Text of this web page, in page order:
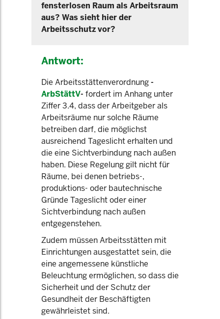
fensterlosen Raum als Arbeitsraum
aus? Was sieht hier der
Arbeitsschutz vor?
Antwort:
Die Arbeitsstättenverordnung-
ArbStättV- fordert im Anhang unter
Ziffer 3.4, dass der Arbeitgeber als
Arbeitsräume nur solche Räume
betreiben darf, die möglichst
ausreichend Tageslicht erhalten und
die eine Sichtverbindung nach außen
haben. Diese Regelung gilt nicht für
Räume, bei denen betriebs-,
produktions- oder bautechnische
Gründe Tageslicht oder einer
Sichtverbindung nach außen
entgegenstehen.
Zudem müssen Arbeitsstätten mit
Einrichtungen ausgestattet sein, die
eine angemessene künstliche
Beleuchtung ermöglichen, so dass die
Sicherheit und der Schutz der
Gesundheit der Beschäftigten
gewährleistet sind.